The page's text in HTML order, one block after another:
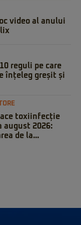
video al anului
reguli pe care
înțeleg greșit și
toxiinfecție
august 2026:
de la...